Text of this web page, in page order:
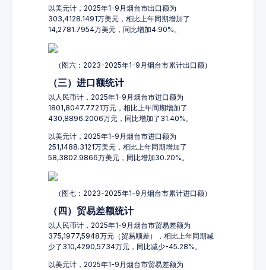
以美元计，2025年1-9月烟台市出口额为
303,4128.1491万美元，相比上年同期增加了
14,2781.7954万美元，同比增加4.90%。
（图六：2023-2025年1-9月烟台市累计出口额）
（三）进口额统计
以人民币计，2025年1-9月烟台市进口额为
1801,8047.7721万元，相比上年同期增加了
430,8896.2006万元，同比增加了31.40%。
以美元计，2025年1-9月烟台市进口额为
251,1488.3121万美元，相比上年同期增加了
58,3802.9866万美元，同比增加30.20%。
（图七：2023-2025年1-9月烟台市累计进口额）
（四）贸易差额统计
以人民币计，2025年1-9月烟台市贸易差额为
375,1977,5948万元（贸易顺差），相比上年同期减
少了310,4290,5734万元，同比减少-45.28%。
以美元计，2025年1-9月烟台市贸易差额为